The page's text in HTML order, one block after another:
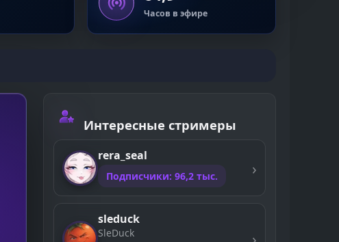
Часов в эфире
Интересные стримеры
rera_seal
Подписчики: 96,2 тыс.
sleduck
SleDuck